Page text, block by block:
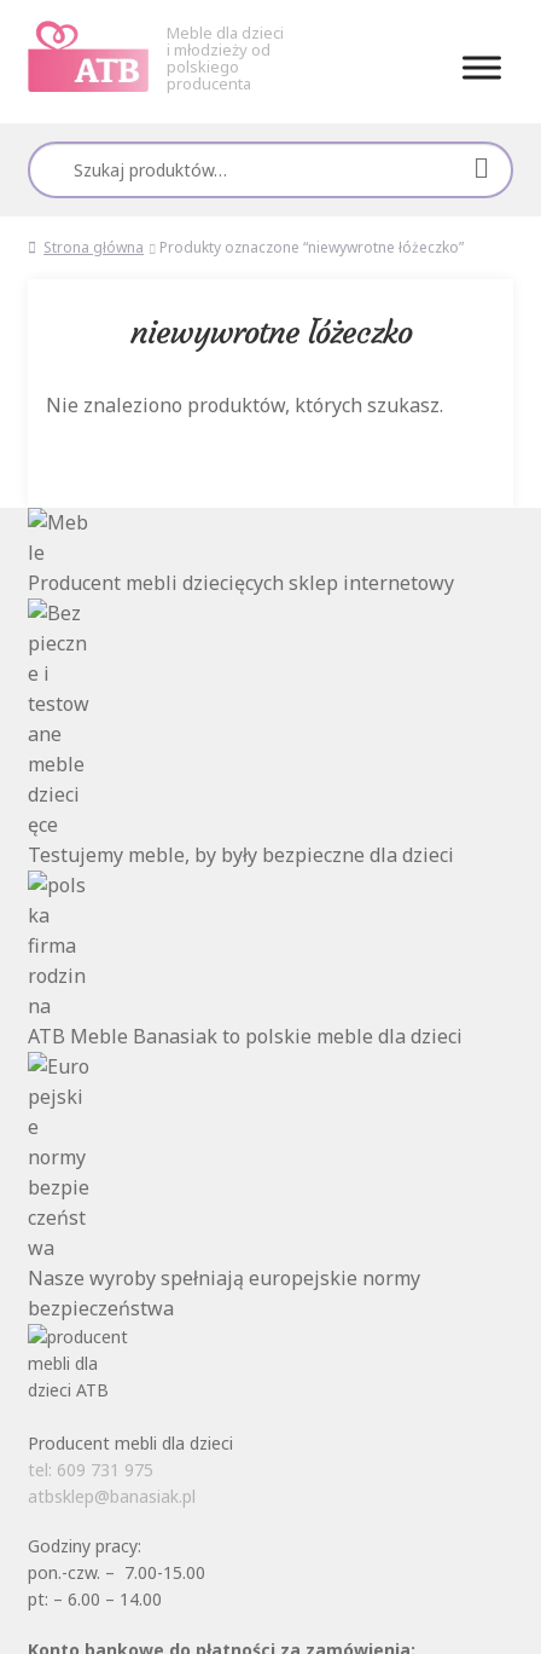
nawigacji
treści
Meble dla dzieci
i młodzieży od
polskiego
producenta
Szukaj:
Strona główna Produkty oznaczone “niewywrotne łóżeczko”
niewywrotne łóżeczko
Nie znaleziono produktów, których szukasz.
Producent mebli dziecięcych sklep internetowy
Testujemy meble, by były bezpieczne dla dzieci
ATB Meble Banasiak to polskie meble dla dzieci
Nasze wyroby spełniają europejskie normy
bezpieczeństwa
Producent mebli dla dzieci
tel: 609 731 975
atbsklep@banasiak.pl
Godziny pracy:
pon.-czw. – 7.00-15.00
pt: – 6.00 – 14.00